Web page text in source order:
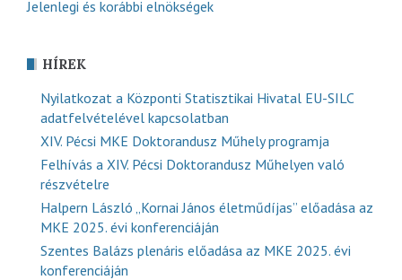
Jelenlegi és korábbi elnökségek
HÍREK
Nyilatkozat a Központi Statisztikai Hivatal EU-SILC
adatfelvételével kapcsolatban
XIV. Pécsi MKE Doktorandusz Műhely programja
Felhívás a XIV. Pécsi Doktorandusz Műhelyen való
részvételre
Halpern László „Kornai János életműdíjas” előadása az
MKE 2025. évi konferenciáján
Szentes Balázs plenáris előadása az MKE 2025. évi
konferenciáján